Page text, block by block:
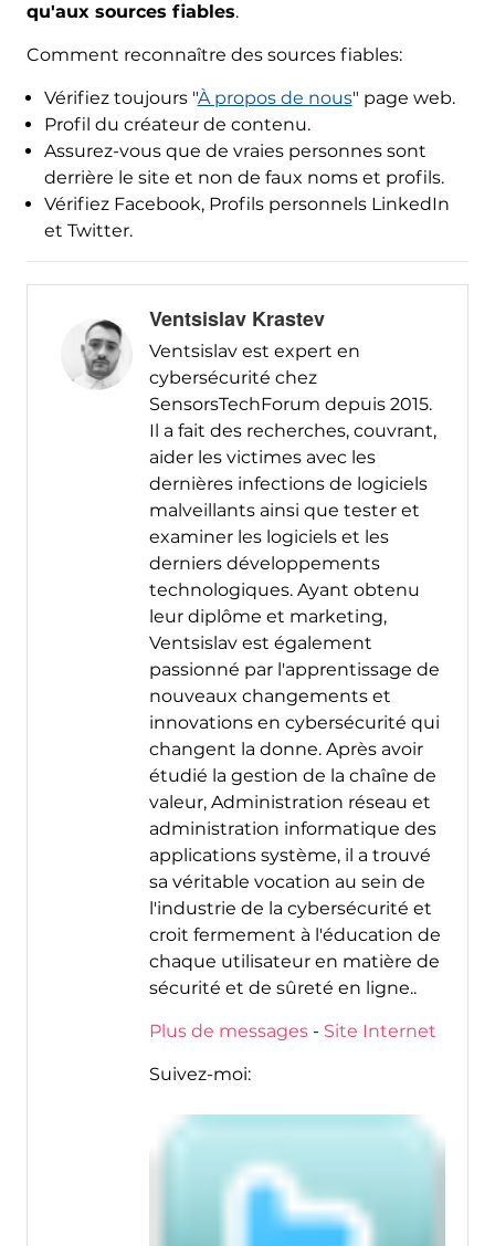
qu'aux sources fiables.
Comment reconnaître des sources fiables:
Vérifiez toujours "À propos de nous" page web.
Profil du créateur de contenu.
Assurez-vous que de vraies personnes sont
derrière le site et non de faux noms et profils.
Vérifiez Facebook, Profils personnels LinkedIn
et Twitter.
Ventsislav Krastev
Ventsislav est expert en
cybersécurité chez
SensorsTechForum depuis 2015.
Il a fait des recherches, couvrant,
aider les victimes avec les
dernières infections de logiciels
malveillants ainsi que tester et
examiner les logiciels et les
derniers développements
technologiques. Ayant obtenu
leur diplôme et marketing,
Ventsislav est également
passionné par l'apprentissage de
nouveaux changements et
innovations en cybersécurité qui
changent la donne. Après avoir
étudié la gestion de la chaîne de
valeur, Administration réseau et
administration informatique des
applications système, il a trouvé
sa véritable vocation au sein de
l'industrie de la cybersécurité et
croit fermement à l'éducation de
chaque utilisateur en matière de
sécurité et de sûreté en ligne..
Plus de messages- Site Internet
Suivez-moi: